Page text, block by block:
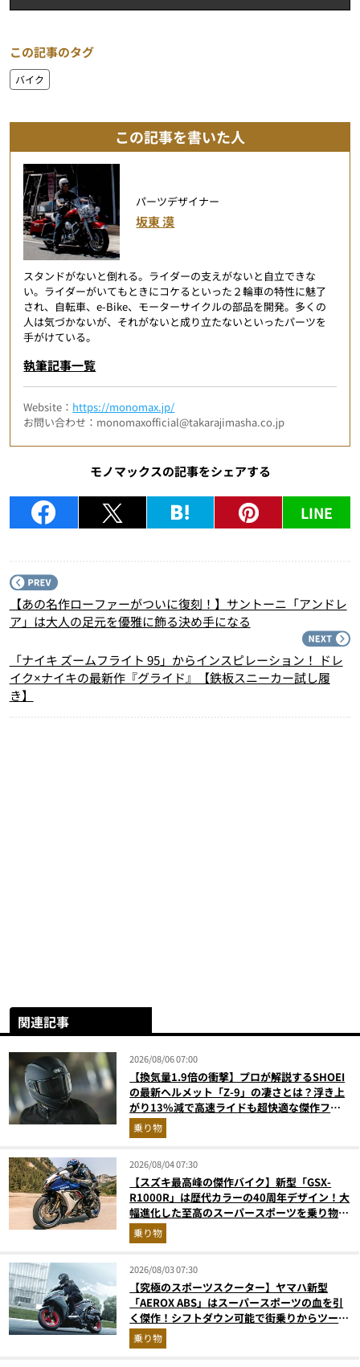
この記事のタグ
バイク
この記事を書いた人
パーツデザイナー
坂東 漠
スタンドがないと倒れる。ライダーの支えがないと自立できな
い。ライダーがいてもときにコケるといった２輪車の特性に魅了
され、自転車、e-Bike、モーターサイクルの部品を開発。多くの
人は気づかないが、それがないと成り立たないといったパーツを
手がけている。
執筆記事一覧
Website： https://monomax.jp/
お問い合わせ：monomaxofficial@takarajimasha.co.jp
モノマックスの記事をシェアする
LINE
【あの名作ローファーがついに復刻！】サントーニ「アンドレ
ア」は大人の足元を優雅に飾る決め手になる
「ナイキ ズームフライト 95」からインスピレーション！ ドレ
イク×ナイキの最新作『グライド』【鉄板スニーカー試し履
き】
関連記事
2026/08/06 07:00
【換気量1.9倍の衝撃】プロが解説するSHOEI
の最新ヘルメット「Z-9」の凄さとは？浮き上
がり13%減で高速ライドも超快適な傑作フル
フェイス
乗り物
2026/08/04 07:30
【スズキ最高峰の傑作バイク】新型「GSX-
R1000R」は歴代カラーの40周年デザイン！大
幅進化した至高のスーパースポーツを乗り物ラ
イターが解説
乗り物
2026/08/03 07:30
【究極のスポーツスクーター】ヤマハ新型
「AEROX ABS」はスーパースポーツの血を引
く傑作！シフトダウン可能で街乗りからツーリ
ングまで最強
乗り物